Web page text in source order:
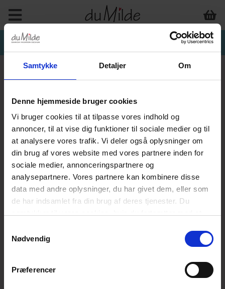
Samtykke Detaljer Om
Denne hjemmeside bruger cookies
Vi bruger cookies til at tilpasse vores indhold og
annoncer, til at vise dig funktioner til sociale medier og til
at analysere vores trafik. Vi deler også oplysninger om
din brug af vores website med vores partnere inden for
sociale medier, annonceringspartnere og
analysepartnere. Vores partnere kan kombinere disse
data med andre oplysninger, du har givet dem, eller som
de har indsamlet fra din brug af deres tjenester. Du
Nødvendig
Præferencer
INTERIØR & ANDET